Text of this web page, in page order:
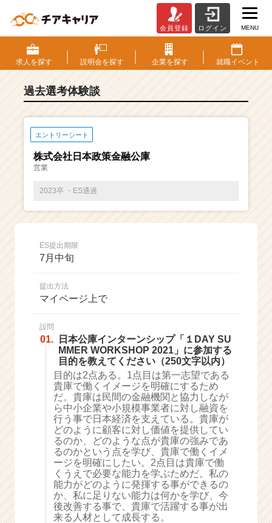
S・
選
考
験
ベ
ー・
成
ス
ト
が
届
く
就
活
サ
イ
ト
チ
ア
キ
ャ
リ
ア
会員登録 ログイン MENU
求人を探す 説明会を探す 企業を探す 就職イベント
過去選考体験談
エントリーシート
株式会社日本政策金融公庫
営業
2023卒 ・ES通過
ES提出期限
7月中旬
提出方法
マイページ上で
設問
01.
日本公庫インターンシップ「１DAY SU
MMER WORKSHOP 2021」に参加する
目的を教えてください（250文字以内）
目的は2点ある。1点目は第一志望である
貴庫で働くイメージを明確にするため
だ。貴庫は民間の金融機関と協力しなが
ら中小企業や小規模事業者に対し融資を
行う事で日本経済を支えている。貴庫が
どのように顧客に対し価値を提供してい
るのか、どのような点が貴庫の強みであ
るのかという点を学び、貴庫で働くイメ
ージを明確にしたい。2点目は貴庫で働
くうえで必要な能力を学ぶためだ。私の
能力がどのように発揮する事ができるの
か、私に足りない能力は何かを学び、今
後改善する事で、貴庫で活躍する事が出
来る人材として成長する。